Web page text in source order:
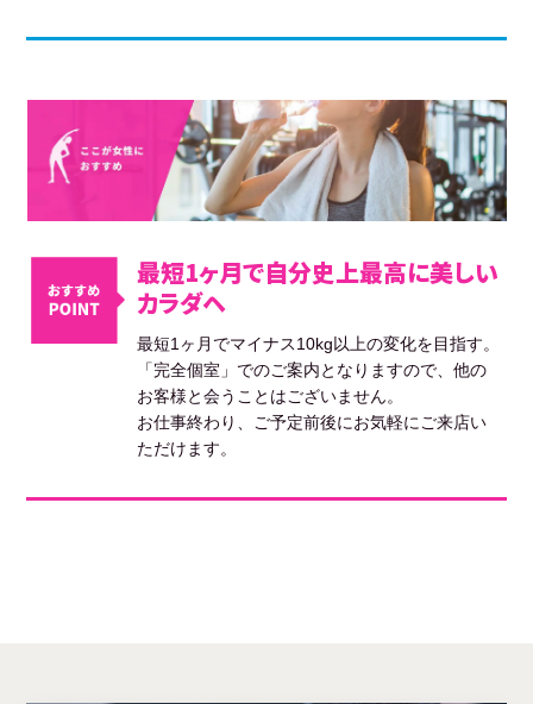
最短1ヶ月で自分史上最高に美しい
カラダヘ
最短1ヶ月でマイナス10kg以上の変化を目指す。
「完全個室」でのご案内となりますので、他の
お客様と会うことはございません。
お仕事終わり、ご予定前後にお気軽にご来店い
ただけます。